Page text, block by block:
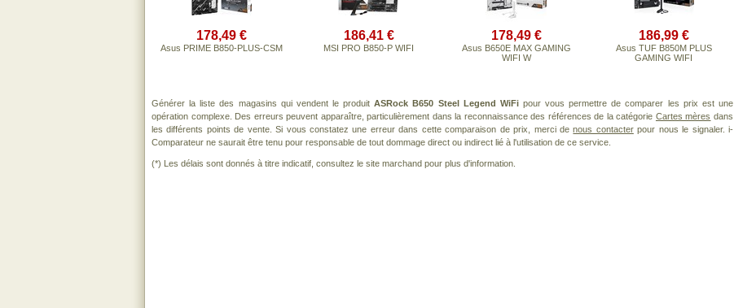
178,49 €
Asus PRIME B850-PLUS-CSM
186,41 €
MSI PRO B850-P WIFI
178,49 €
Asus B650E MAX GAMING
WIFI W
186,99 €
Asus TUF B850M PLUS
GAMING WIFI
Générer la liste des magasins qui vendent le produitASRock B650 Steel Legend WiFipour vous permettre de comparer les prix est une
opération complexe. Des erreurs peuvent apparaître, particulièrement dans la reconnaissance des références de la catégorie Cartes mères dans
les différents points de vente. Si vous constatez une erreur dans cette comparaison de prix, merci denous contacterpour nous le signaler. i-
Comparateur ne saurait être tenu pour responsable de tout dommage direct ou indirect lié à l'utilisation de ce service.
(*) Les délais sont donnés à titre indicatif, consultez le site marchand pour plus d'information.